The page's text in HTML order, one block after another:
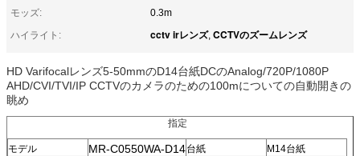
モッズ:
0.3m
ハイライト:
cctv irレンズ, CCTVのズームレンズ
HD Varifocalレンズ5-50mmのD14台紙DCのAnalog/720P/1080P
AHD/CVI/TVI/IP CCTVのカメラのための100mについての自動開きの
眺め
指定
モデル MR-C0550WA-D14台紙
M14台紙